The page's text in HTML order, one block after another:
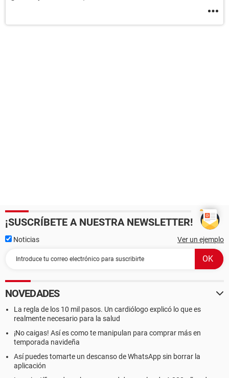
¡SUSCRÍBETE A NUESTRA NEWSLETTER!
Noticias Ver un ejemplo
NOVEDADES
La regla de los 10 mil pasos. Un cardiólogo explicó lo que es
realmente necesario para la salud
¡No caigas! Así es como te manipulan para comprar más en
temporada navideña
Así puedes tomarte un descanso de WhatsApp sin borrar la
aplicación